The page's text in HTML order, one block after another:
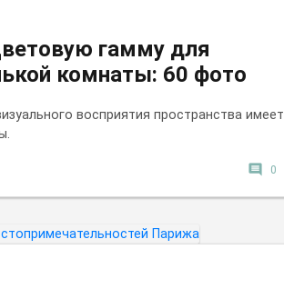
гамму для
комнаты: 60 фото
восприятия пространства имеет
comment 0